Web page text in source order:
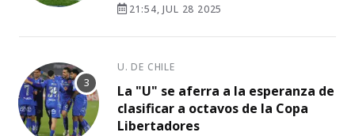
21:54, JUL 28 2025
U. DE CHILE
La "U" se aferra a la esperanza de
clasificar a octavos de la Copa
Libertadores